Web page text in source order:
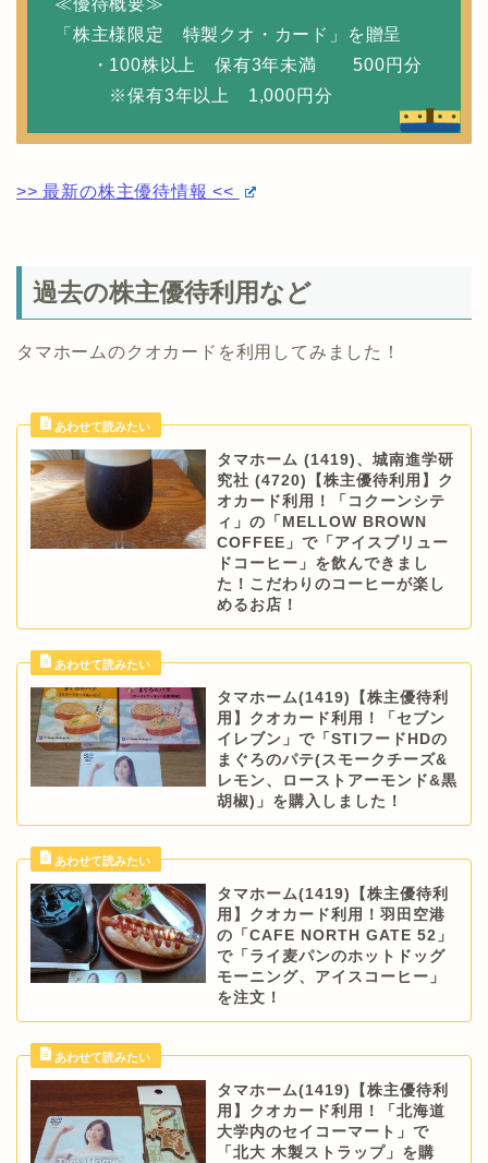
「株主様限定 特製クオ・カード」を贈呈
・100株以上 保有3年未満 500円分
※保有3年以上 1,000円分
>> 最新の株主優待情報 <<
過去の株主優待利用など
タマホームのクオカードを利用してみました！
タマホーム (1419)、城南進学研
究社 (4720)【株主優待利用】ク
オカード利用！「コクーンシテ
ィ」の「MELLOW BROWN
COFFEE」で「アイスブリュー
ドコーヒー」を飲んできまし
た！こだわりのコーヒーが楽し
めるお店！
タマホーム(1419)【株主優待利
用】クオカード利用！「セブン
イレブン」で「STIフードHDの
まぐろのパテ(スモークチーズ&
レモン、ローストアーモンド&黒
胡椒)」を購入しました！
タマホーム(1419)【株主優待利
用】クオカード利用！羽田空港
の「CAFE NORTH GATE 52」
で「ライ麦パンのホットドッグ
モーニング、アイスコーヒー」
を注文！
タマホーム(1419)【株主優待利
用】クオカード利用！「北海道
大学内のセイコーマート」で
「北大 木製ストラップ」を購